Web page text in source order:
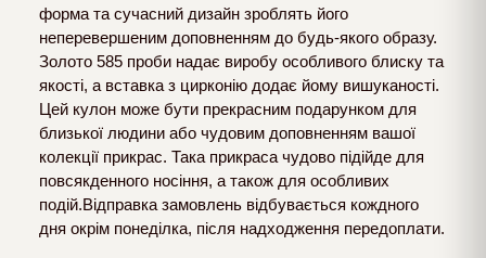
форма та сучасний дизайн зроблять його
неперевершеним доповненням до будь-якого образу.
Золото 585 проби надає виробу особливого блиску та
якості, а вставка з цирконію додає йому вишуканості.
Цей кулон може бути прекрасним подарунком для
близької людини або чудовим доповненням вашої
колекції прикрас. Така прикраса чудово підійде для
повсякденного носіння, а також для особливих
подій.Відправка замовлень відбувається кождного
дня окрім понеділка, після надходження передоплати.